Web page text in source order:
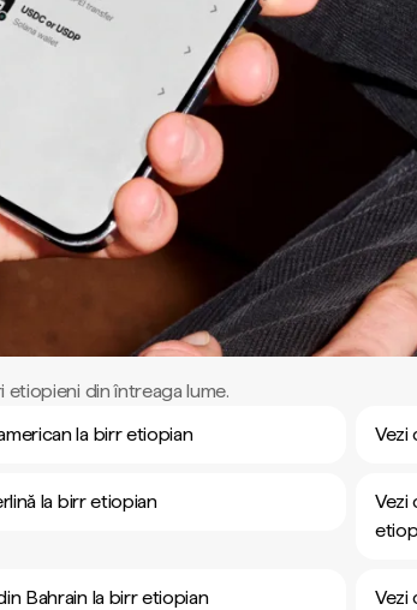
din întreaga lume.
la birr etiopian
Vezi
la birr etiopian
Vezi
Bahrain la birr etiopian Vezi